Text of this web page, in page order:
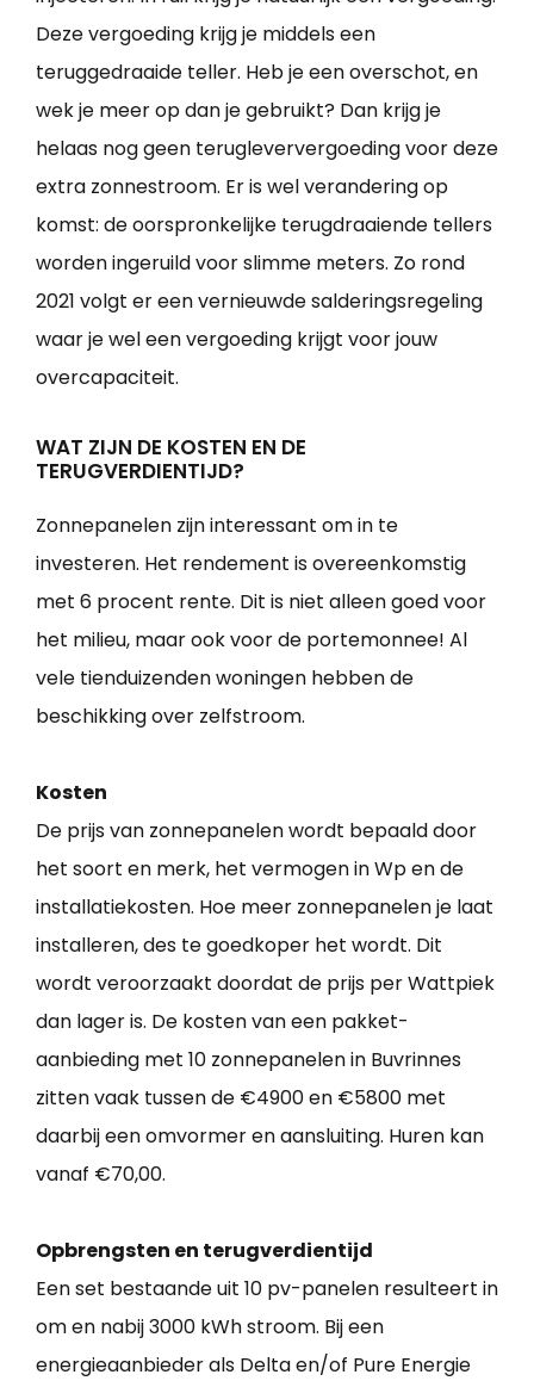
Deze vergoeding krijg je middels een
teruggedraaide teller. Heb je een overschot, en
wek je meer op dan je gebruikt? Dan krijg je
helaas nog geen terugleververgoeding voor deze
extra zonnestroom. Er is wel verandering op
komst: de oorspronkelijke terugdraaiende tellers
worden ingeruild voor slimme meters. Zo rond
2021 volgt er een vernieuwde salderingsregeling
waar je wel een vergoeding krijgt voor jouw
overcapaciteit.
WAT ZIJN DE KOSTEN EN DE
TERUGVERDIENTIJD?
Zonnepanelen zijn interessant om in te
investeren. Het rendement is overeenkomstig
met 6 procent rente. Dit is niet alleen goed voor
het milieu, maar ook voor de portemonnee! Al
vele tienduizenden woningen hebben de
beschikking over zelfstroom.
Kosten
De prijs van zonnepanelen wordt bepaald door
het soort en merk, het vermogen in Wp en de
installatiekosten. Hoe meer zonnepanelen je laat
installeren, des te goedkoper het wordt. Dit
wordt veroorzaakt doordat de prijs per Wattpiek
dan lager is. De kosten van een pakket-
aanbieding met 10 zonnepanelen in Buvrinnes
zitten vaak tussen de €4900 en €5800 met
daarbij een omvormer en aansluiting. Huren kan
vanaf €70,00.
Opbrengsten en terugverdientijd
Een set bestaande uit 10 pv-panelen resulteert in
om en nabij 3000 kWh stroom. Bij een
energieaanbieder als Delta en/of Pure Energie